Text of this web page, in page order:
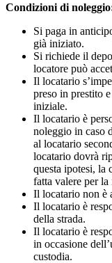
Condizioni di
Si paga in
già iniziato.
Si richiede il
locatore può
Il locatario
preso in prestito
iniziale.
Il locatario è
noleggio in caso
al locatario
locatario dovrà
questa ipotesi, la
fatta valere per
Il locatario non è
Il locatario è
della strada.
Il locatario è
in occasione
custodia.